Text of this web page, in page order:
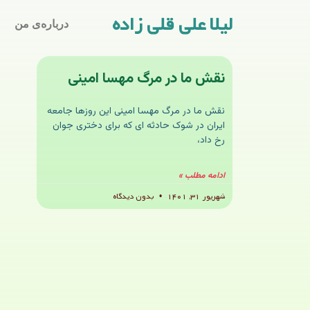
لیلا علی قلی زاده درباره‌ی من
نقش ما در مرگ مهسا امینی
نقش ما در مرگ مهسا امینی این روزها جامعه
ایران در شوک حادثه ای که برای دختری جوان
رخ داد،
ادامه مطلب »
شهریور ۳۱, ۱۴۰۱
بدون دیدگاه